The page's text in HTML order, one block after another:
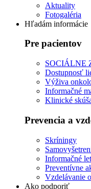
Aktuality
Fotogaléria
Hľadám informácie
Pre pacientov
SOCIÁLNE
Dostupnosť
Výživa
Informačné
Klinické
Prevencia a
Skríningy
Informačné
Preventívne
Vzdelávanie
Ako podporiť